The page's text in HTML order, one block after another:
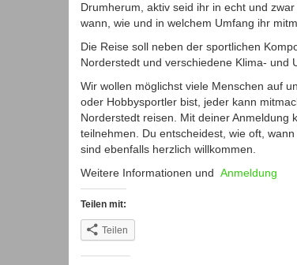
Drumherum, aktiv seid ihr in echt und
wann, wie und in welchem Umfang ihr
Die Reise soll neben der sportlichen
Norderstedt und verschiedene Klima- und
Wir wollen möglichst viele Menschen auf
oder Hobbysportler bist, jeder kann
Norderstedt reisen. Mit deiner Anmeldung
teilnehmen. Du entscheidest, wie oft,
sind ebenfalls herzlich willkommen.
Weitere Informationen und Anmeldung
Teilen mit:
Teilen